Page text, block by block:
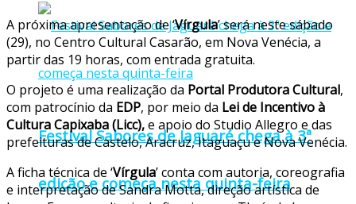
Festival Sabores de Jaguaré chega à 3ª
edição e começa nesta quinta-feira
A próxima apresentação de ‘Vírgula’ será neste sábado
(29), no Centro Cultural Casarão, em Nova Venécia, a
partir das 19 horas, com entrada gratuita.
O projeto é uma realização da Portal Produtora Cultural,
com patrocínio da EDP, por meio da Lei de Incentivo à
Cultura Capixaba (Licc),e apoio do Studio Allegro e das
prefeituras de Castelo, Aracruz, Itaguaçu e Nova Venécia.
A ficha técnica de ‘Vírgula’ conta com autoria, coreografia
e interpretação de Sandra Motta, direção artística de